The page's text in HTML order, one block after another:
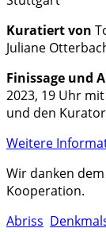
Kuratiert von
Juliane
Finissage und
2023, 19 Uhr
und den
Weitere
Wir danken
Kooperation.
Abriss